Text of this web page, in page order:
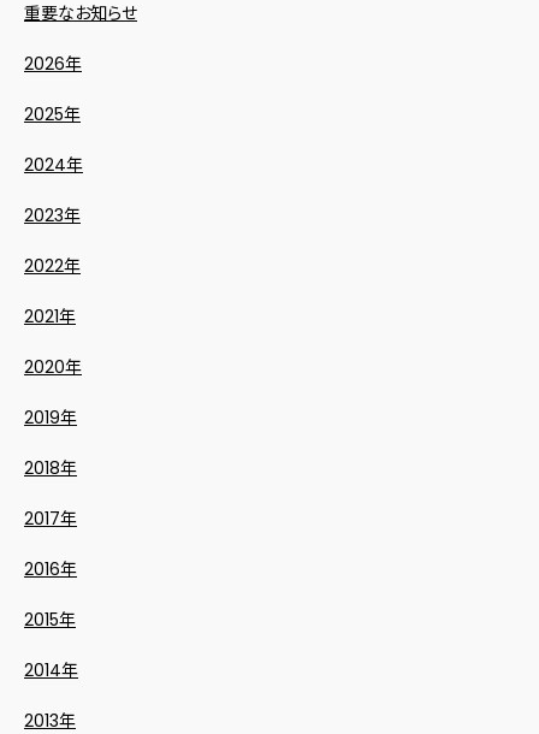
重要なお知らせ
2026年
2025年
2024年
2023年
2022年
2021年
2020年
2019年
2018年
2017年
2016年
2015年
2014年
2013年